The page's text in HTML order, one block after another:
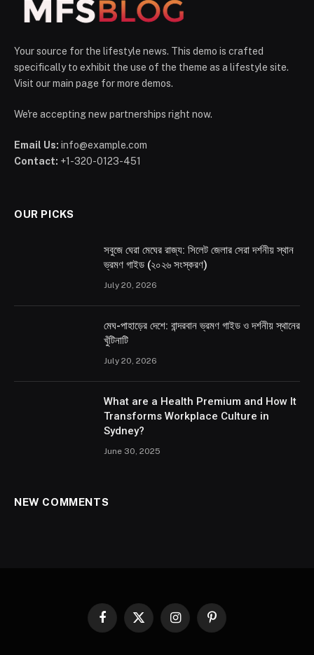
Your source for the lifestyle news. This demo is crafted
specifically to exhibit the use of the theme as a lifestyle site.
Visit our main page for more demos.
We're accepting new partnerships right now.
Email Us: info@example.com
Contact: +1-320-0123-451
OUR PICKS
সবুজে ঘেরা মেঘের রাজ্য: সিলেট জেলার সেরা দর্শনীয় স্থান
ভ্রমণ গাইড (২০২৬ সংস্করণ)
July 20, 2026
মেঘ-পাহাড়ের দেশে: বান্দরবান ভ্রমণ গাইড ও দর্শনীয় স্থানের
খুঁটিনাটি
July 20, 2026
What are a Health Premium and How It
Transforms Workplace Culture in
Sydney?
June 30, 2025
NEW COMMENTS
Facebook
X
InstagramPinterest